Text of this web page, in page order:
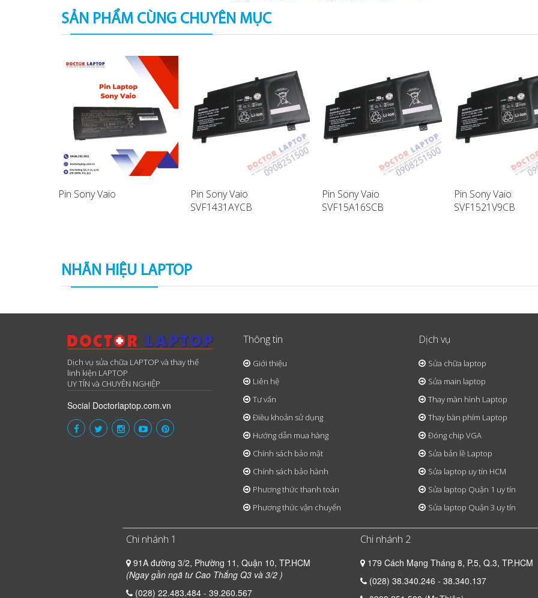
SẢN PHẨM CÙNG CHUYÊN MỤC
Pin Sony Vaio
Pin Sony Vaio
SVF1431AYCB
Pin Sony Vaio
SVF15A16SCB
Pin Sony Vaio
SVF1521V9CB
NHÃN HIỆU LAPTOP
Dịch vụ sửa chữa LAPTOP và thay thế
linh kiện LAPTOP
UY TÍN và CHUYÊN NGHIỆP
Social Doctorlaptop.com.vn
Thông tin
Giới thiệu
Liên hệ
Tư vấn
Điều khoản sử dụng
Hướng dẫn mua hàng
Chính sách bảo mật
Chính sách bảo hành
Phương thức thanh toán
Phương thức vận chuyển
Dịch vụ
Sửa chữa laptop
Sửa main laptop
Thay màn hình Laptop
Thay bàn phím Laptop
Đóng chip VGA
Sửa bản lề Laptop
Sửa laptop uy tín HCM
Sửa laptop Quận 1 uy tín
Sửa laptop Quận 3 uy tín
Chi nhánh 1
91A đường 3/2, Phường 11, Quận 10, TP.HCM
(Ngay gần ngã tư Cao Thắng Q3 và 3/2 )
(028) 22.483.484 - 39.260.567
Chi nhánh 2
179 Cách Mạng Tháng 8, P.5, Q.3, TP.HCM
(028) 38.340.246 - 38.340.137